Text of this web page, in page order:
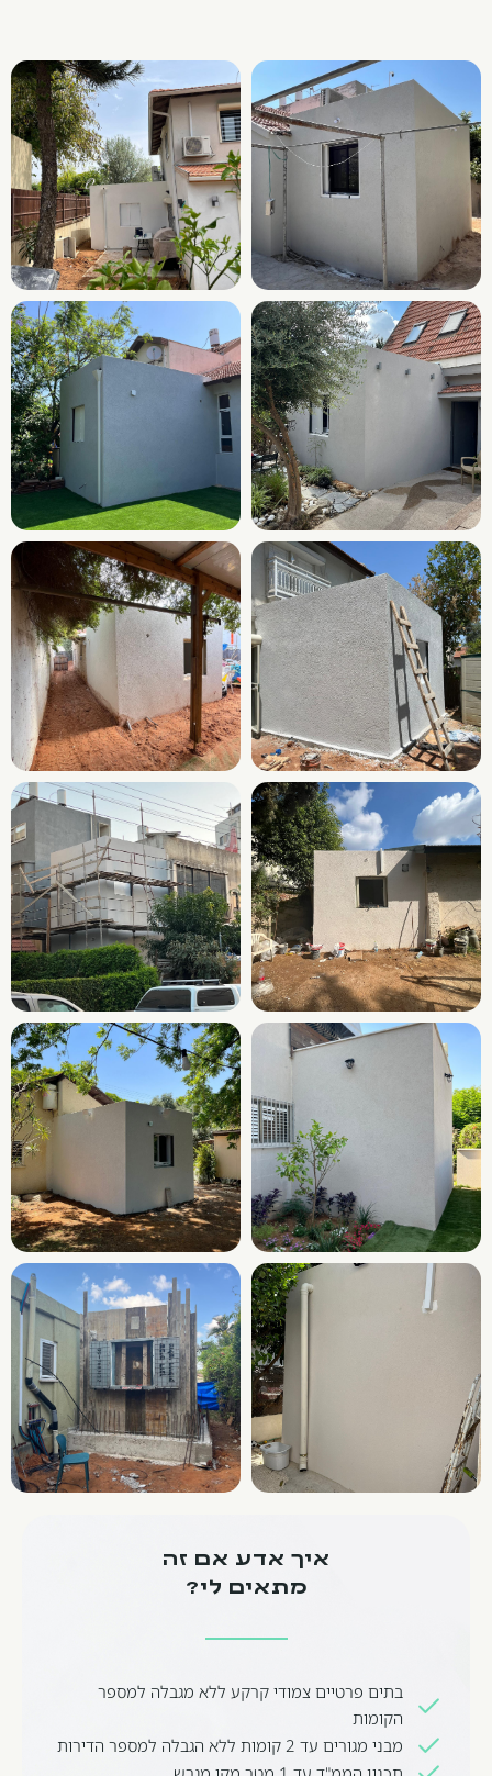
איך אדע אם זה
מתאים לי?
בתים פרטיים צמודי קרקע ללא מגבלה למספר
הקומות
מבני מגורים עד 2 קומות ללא הגבלה למספר הדירות